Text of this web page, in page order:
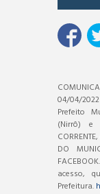
04/04/
Prefeito
(Nirrô) e
DO
acesso,
Prefeitura.